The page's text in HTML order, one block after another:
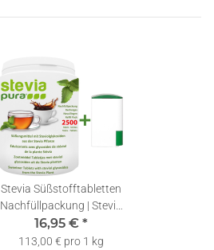
Stevia Süßstofftabletten
Nachfüllpackung | Stevia
Tabs | Stevia Tabletten +
Spender | 2500
16,95 € *
113,00 € pro 1 kg